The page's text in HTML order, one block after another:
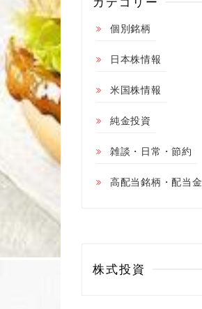
個別銘柄
日本株情報
米国株情報
純金投資
雑談・日常・節約
高配当銘柄・配当金
株式投資